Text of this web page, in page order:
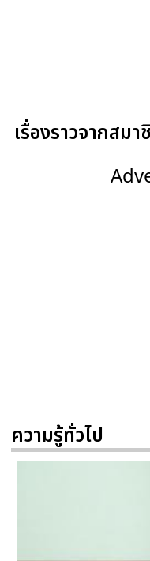
เรื่องราวจากสม
ความรู้ทั่วไป